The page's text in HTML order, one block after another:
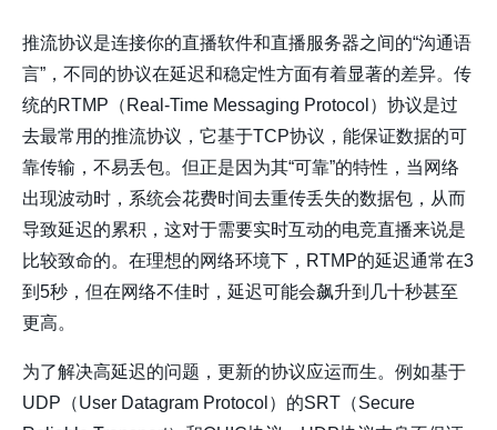
推流协议是连接你的直播软件和直播服务器之间的“沟通语
言”，不同的协议在延迟和稳定性方面有着显著的差异。传
统的RTMP（Real-Time Messaging Protocol）协议是过
去最常用的推流协议，它基于TCP协议，能保证数据的可
靠传输，不易丢包。但正是因为其“可靠”的特性，当网络
出现波动时，系统会花费时间去重传丢失的数据包，从而
导致延迟的累积，这对于需要实时互动的电竞直播来说是
比较致命的。在理想的网络环境下，RTMP的延迟通常在3
到5秒，但在网络不佳时，延迟可能会飙升到几十秒甚至
更高。
为了解决高延迟的问题，更新的协议应运而生。例如基于
UDP（User Datagram Protocol）的SRT（Secure